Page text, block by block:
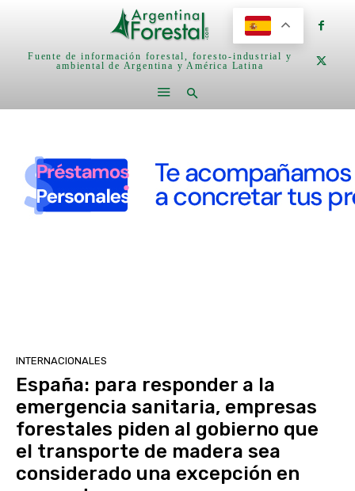
Fuente de información forestal, foresto-industrial y
ambiental de Argentina y América Latina
INTERNACIONALES
España: para responder a la
emergencia sanitaria, empresas
forestales piden al gobierno que
el transporte de madera sea
considerado una excepción en